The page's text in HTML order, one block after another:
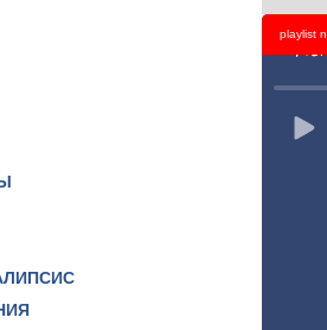
playlist